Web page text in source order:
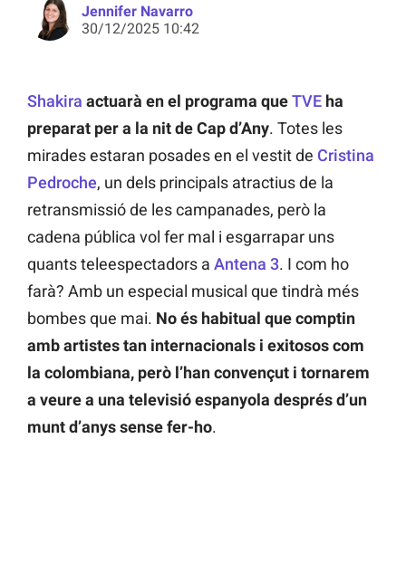
Jennifer Navarro
30/12/2025 10:42
Shakira actuarà en el programa queTVE ha
preparat per a la nit de Cap d’Any. Totes les
mirades estaran posades en el vestit de Cristina
Pedroche, un dels principals atractius de la
retransmissió de les campanades, però la
cadena pública vol fer mal i esgarrapar uns
quants teleespectadors a Antena 3. I com ho
farà? Amb un especial musical que tindrà més
bombes que mai. No és habitual que comptin
amb artistes tan internacionals i exitosos com
la colombiana, però l’han convençut i tornarem
a veure a una televisió espanyola després d’un
munt d’anys sense fer-ho.